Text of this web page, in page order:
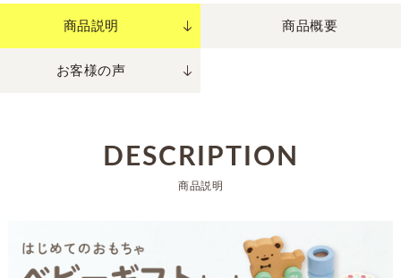
商品説明 商品概要
お客様の声
DESCRIPTION
商品説明